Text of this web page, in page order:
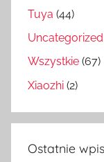
Tuya (44)
Uncategorized
Wszystkie (67)
Xiaozhi (2)
Ostatnie